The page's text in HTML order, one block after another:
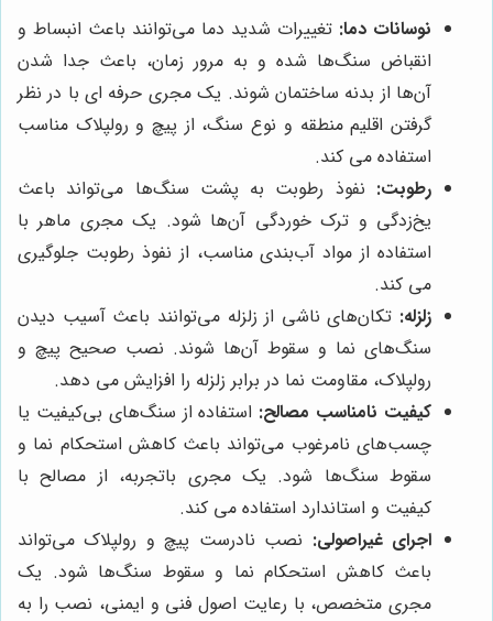
نوسانات دما: تغییرات شدید دما می‌توانند باعث انبساط و
انقباض سنگ‌ها شده و به مرور زمان، باعث جدا شدن
آن‌ها از بدنه ساختمان شوند. یک مجری حرفه ای با در نظر
گرفتن اقلیم منطقه و نوع سنگ، از پیچ و رولپلاک مناسب
استفاده می کند.
رطوبت: نفوذ رطوبت به پشت سنگ‌ها می‌تواند باعث
یخ‌زدگی و ترک خوردگی آن‌ها شود. یک مجری ماهر با
استفاده از مواد آب‌بندی مناسب، از نفوذ رطوبت جلوگیری
می کند.
زلزله: تکان‌های ناشی از زلزله می‌توانند باعث آسیب دیدن
سنگ‌های نما و سقوط آن‌ها شوند. نصب صحیح پیچ و
رولپلاک، مقاومت نما در برابر زلزله را افزایش می دهد.
کیفیت نامناسب مصالح: استفاده از سنگ‌های بی‌کیفیت یا
چسب‌های نامرغوب می‌تواند باعث کاهش استحکام نما و
سقوط سنگ‌ها شود. یک مجری باتجربه، از مصالح با
کیفیت و استاندارد استفاده می کند.
اجرای غیراصولی: نصب نادرست پیچ و رولپلاک می‌تواند
باعث کاهش استحکام نما و سقوط سنگ‌ها شود. یک
مجری متخصص، با رعایت اصول فنی و ایمنی، نصب را به